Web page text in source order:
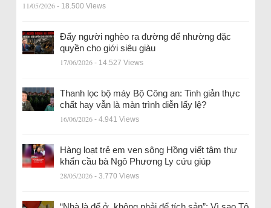
11/05/2026 - 18.500 Views
Đẩy người nghèo ra đường để nhường đặc
quyền cho giới siêu giàu
17/06/2026 - 14.527 Views
Thanh lọc bộ máy Bộ Công an: Tinh giản thực
chất hay vẫn là màn trình diễn lấy lệ?
16/06/2026 - 4.941 Views
Hàng loạt trẻ em ven sông Hồng viết tâm thư
khẩn cầu bà Ngô Phương Ly cứu giúp
28/05/2026 - 3.770 Views